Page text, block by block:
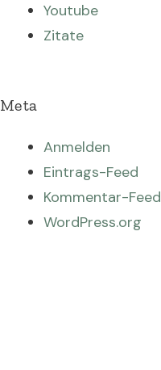
Youtube
Zitate
Meta
Anmelden
Eintrags-Feed
Kommentar-Feed
WordPress.org